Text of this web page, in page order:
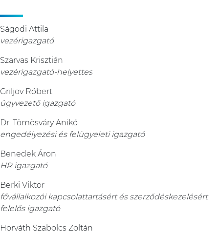
Ságodi Attila
vezérigazgató
Szarvas Krisztián
vezérigazgató-helyettes
Griljov Róbert
ügyvezető igazgató
Dr. Tömösváry Anikó
engedélyezési és felügyeleti igazgató
Benedek Áron
HR igazgató
Berki Viktor
fővállalkozói kapcsolattartásért és szerződéskezelésért
felelős igazgató
Horváth Szabolcs Zoltán